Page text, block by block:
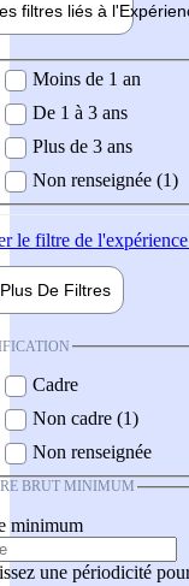
filtres liés à l'
demandée
Moins de 1 an
De 1 à 3 ans
Plus de 3 ans
Non renseignée (1)
le filtre de l'expérience
Plus De Filtres
Cadre
Non cadre (1)
Non renseignée
BRUT MINIMUM
minimum
une périodicité